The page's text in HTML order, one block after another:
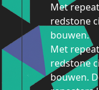
Met
redstone
bouwen.
Met
redstone
bouwen.